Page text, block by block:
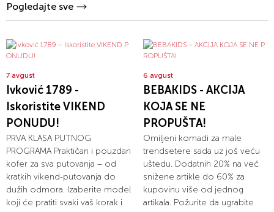
Pogledajte sve
7 avgust
Ivković 1789 -
Iskoristite VIKEND
PONUDU!
PRVA KLASA PUTNOG
PROGRAMA Praktičan i pouzdan
kofer za sva putovanja – od
kratkih vikend-putovanja do
dužih odmora. Izaberite model
koji će pratiti svaki vaš korak i
6 avgust
BEBAKIDS - AKCIJA
KOJA SE NE
PROPUŠTA!
Omiljeni komadi za male
trendsetere sada uz još veću
uštedu. Dodatnih 20% na već
snižene artikle do 60% za
kupovinu više od jednog
artikala. Požurite da ugrabite